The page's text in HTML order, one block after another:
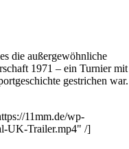
die außergewöhnliche
1971 – ein Turnier mit
gestrichen war.
11mm.de/wp-
UK-Trailer.mp4" /]